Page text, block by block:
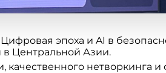
эпоха и AI в
Центральной Азии.
нетворкинга